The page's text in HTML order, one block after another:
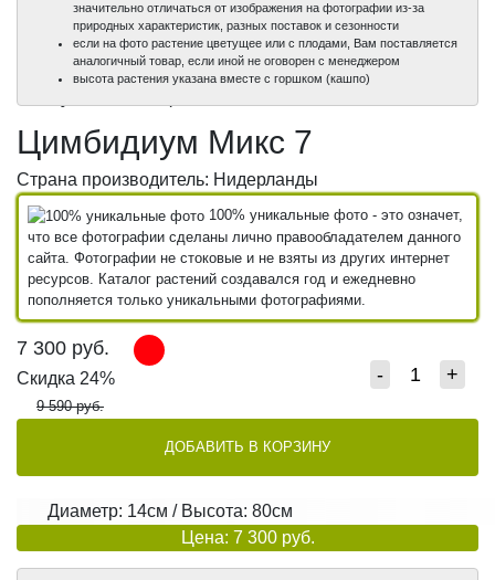
100%
100%
значительно отличаться от изображения на фотографии из-за
природных характеристик, разных поставок и сезонности
если на фото растение цветущее или с плодами, Вам поставляется
аналогичный товар, если иной не оговорен с менеджером
высота растения указана вместе с горшком (кашпо)
Цимбидиум Микс 7
Страна производитель: Нидерланды
100% уникальные фото - это означет,
что все фотографии сделаны лично правообладателем данного
сайта. Фотографии не стоковые и не взяты из других интернет
ресурсов. Каталог растений создавался год и ежедневно
пополняется только уникальными фотографиями.
7 300 руб.
Скидка 24%
9 590 руб.
- +
ДОБАВИТЬ В КОРЗИНУ
Диаметр: 14см / Высота: 80см
Цена: 7 300 руб.